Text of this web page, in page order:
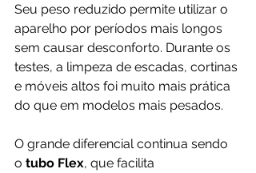
Seu peso reduzido permite utilizar o
aparelho por períodos mais longos
sem causar desconforto. Durante os
testes, a limpeza de escadas, cortinas
e móveis altos foi muito mais prática
do que em modelos mais pesados.
O grande diferencial continua sendo
o tubo Flex, que facilita